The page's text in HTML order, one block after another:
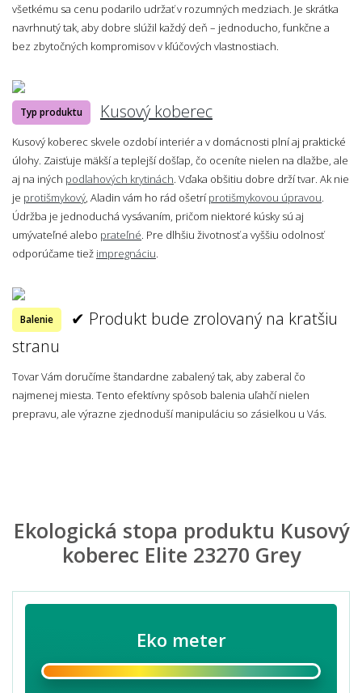
všetkému sa cenu podarilo udržať v rozumných medziach. Je skrátka
navrhnutý tak, aby dobre slúžil každý deň – jednoducho, funkčne a
bez zbytočných kompromisov v kľúčových vlastnostiach.
Typ produktu Kusový koberec
Kusový koberec skvele ozdobí interiér a v domácnosti plní aj praktické
úlohy. Zaisťuje mäkší a teplejší došľap, čo oceníte nielen na dlažbe, ale
aj na iných podlahových krytinách . Vďaka obšitiu dobre drží tvar. Ak nie
je protišmykový , Aladin vám ho rád ošetríprotišmykovou úpravou
Údržba je jednoduchá vysávaním, pričom niektoré kúsky sú aj
umývateľné alebo prateľné . Pre dlhšiu životnosť a vyššiu odolnosť
odporúčame tiež impregnáciu
Balenie
✔ Produkt bude zrolovaný na kratšiu
stranu
Tovar Vám doručíme štandardne zabalený tak, aby zaberal čo
najmenej miesta. Tento efektívny spôsob balenia uľahčí nielen
prepravu, ale výrazne zjednoduší manipuláciu so zásielkou u Vás.
Ekologická stopa produktu Kusový
koberec Elite 23270 Grey
Eko meter